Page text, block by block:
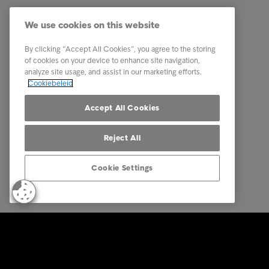
Diensten
Rapporten en inzichten
Over Intrum
We use cookies on this website
By clicking “Accept All Cookies”, you agree to the storing
of cookies on your device to enhance site navigation,
analyze site usage, and assist in our marketing efforts.
Cookiebeleid
Accept All Cookies
Reject All
Cookie Settings